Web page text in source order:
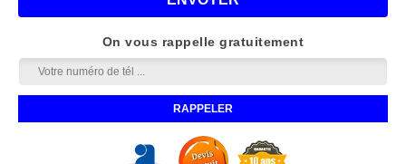
On vous rappelle gratuitement